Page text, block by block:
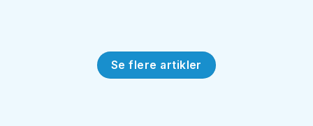
Se flere artikler